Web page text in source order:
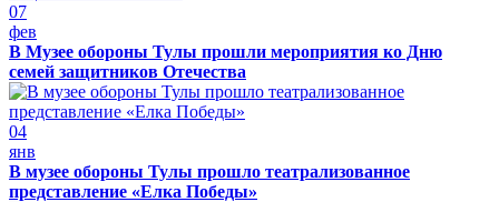
07
фев
В Музее обороны Тулы прошли мероприятия ко Дню
семей защитников Отечества
04
янв
В музее обороны Тулы прошло театрализованное
представление «Елка Победы»